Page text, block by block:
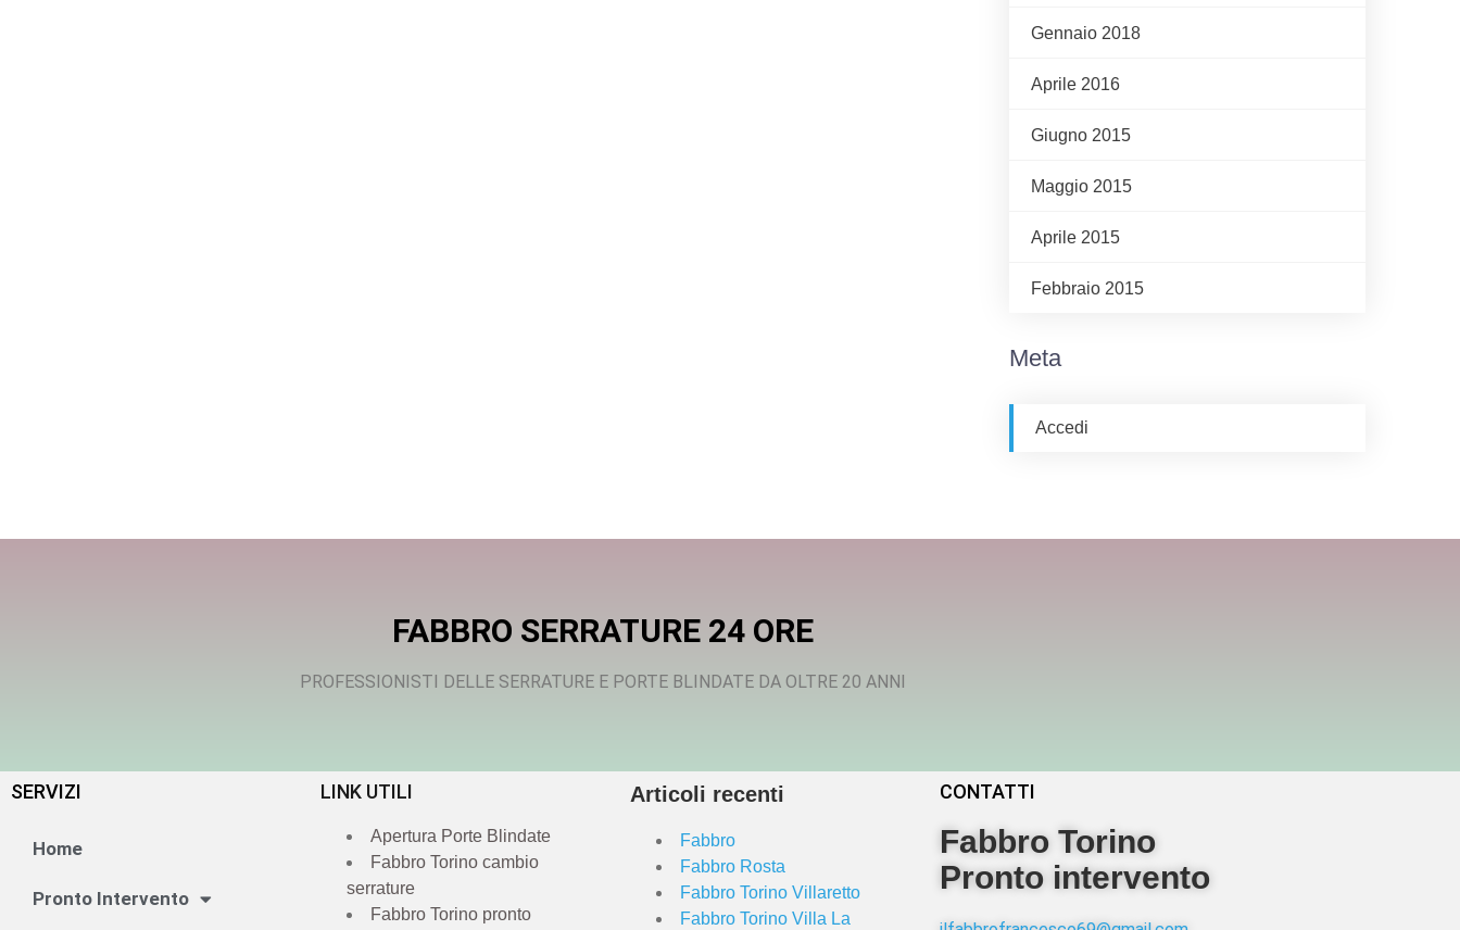
Gennaio 2018
Aprile 2016
Giugno 2015
Maggio 2015
Aprile 2015
Febbraio 2015
Meta
Accedi
FABBRO SERRATURE 24 ORE
PROFESSIONISTI DELLE SERRATURE E PORTE BLINDATE DA OLTRE 20 ANNI
SERVIZI
Home
Pronto Intervento
LINK UTILI
Apertura Porte Blindate
Fabbro Torino cambio
serrature
Fabbro Torino pronto
Articoli recenti
Fabbro
Fabbro Rosta
Fabbro Torino Villaretto
Fabbro Torino Villa La
CONTATTI
Fabbro Torino
Pronto intervento